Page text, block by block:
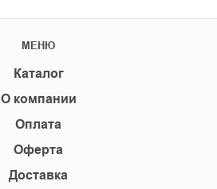
МЕНЮ
Каталог
О компании
Оплата
Оферта
Доставка